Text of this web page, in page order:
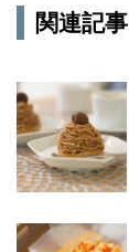
関連記事